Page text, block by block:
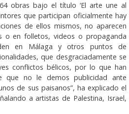
obras bajo el título ‘El arte une al
que participan oficialmente hay
de ellos mismos, no aparecen
o en folletos, videos o propaganda
en Málaga y otros puntos de
que desgraciadamente se
conflictos bélicos, por lo que han
que no le demos publicidad ante
de sus paisanos”, ha explicado el
a artistas de Palestina, Israel,